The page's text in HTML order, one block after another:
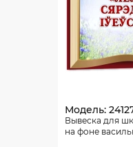
Модель:
Вывеска для
на фоне